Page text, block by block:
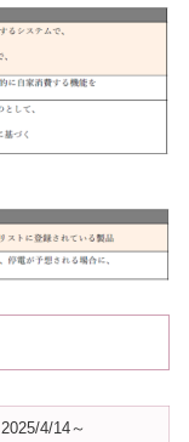
2025/4/14～